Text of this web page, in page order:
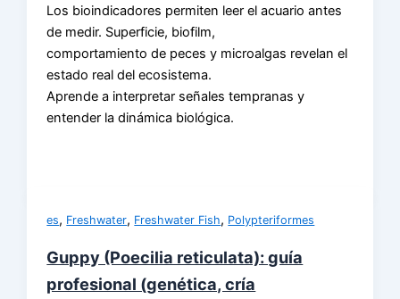
Los bioindicadores permiten leer el acuario antes
de medir. Superficie, biofilm,
comportamiento de peces y microalgas revelan el
estado real del ecosistema.
Aprende a interpretar señales tempranas y
entender la dinámica biológica.
es, Freshwater, Freshwater Fish, Polypteriformes
Guppy (Poecilia reticulata): guía
profesional (genética, cría